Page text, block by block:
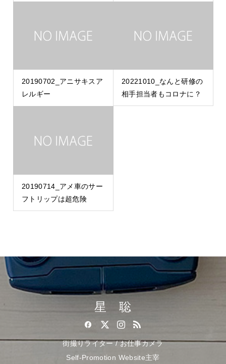
20190702_アニサキスア
レルギー
20221010_なんと研修の
相手担当者もコロナに？
20190714_アメ車のサー
フトリップは超危険
星 聡
街撮りライター / お仕事カメラ
Self-Promotion Website主宰